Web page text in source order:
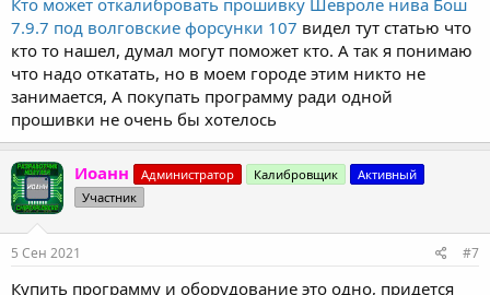
7.9.7 под волговские форсунки 107 видел тут статью что
кто то нашел, думал могут поможет кто. А так я понимаю
что надо откатать, но в моем городе этим никто не
занимается, А покупать программу ради одной
прошивки не очень бы хотелось
Иоанн Администратор Калибровщик
Активный
Участник
5 Сен 2021 #7
Купить программу и оборудование это одно, придется